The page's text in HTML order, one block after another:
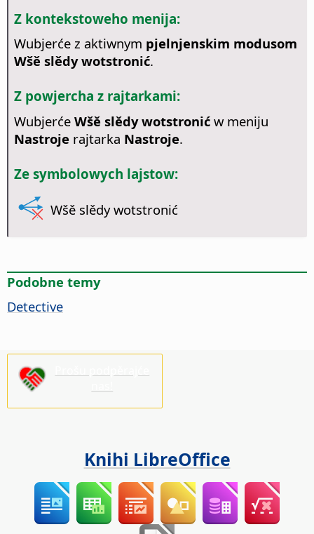
Z kontekstoweho menija:
Wubjerće z aktiwnym pjelnjenskim modusom
Wšě slědy wotstronić.
Z powjercha z rajtarkami:
Wubjerće Wšě slědy wotstronićw meniju
Nastroje rajtarka Nastroje.
Ze symbolowych lajstow:
Wšě slědy wotstronić
Podobne temy
Detective
Knihi LibreOffice